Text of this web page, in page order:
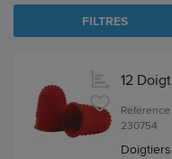
FILTRES
12
Référence
230754